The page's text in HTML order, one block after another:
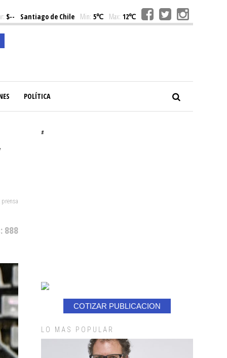
$-- Santiago de Chile Min: 5℃ Max: 12℃
POLÍTICA
888
#
COTIZAR PUBLICACION
LO MAS POPULAR